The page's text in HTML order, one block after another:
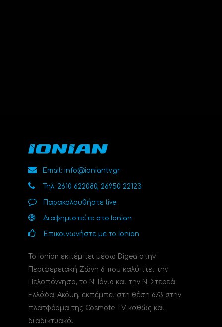
Email: info@ioniantv.gr
Τηλ: 2610 622080, 26950 22123
Παρακολουθήστε live
Διαφημιστείτε στο Ionian
Επικοινωνήστε με το Ionian
Το Ionian εκπέμπει μέσω Digea στην
Περιφερειακή Ζώνη 6 που καλύπτει την
Πελοπόννησο, το N. Ιόνιο και την Ν. Στερεά
Ελλάδα. Ακόμη, εκπέμπει στη θέση 673 στην
πλατφόρμα της Cosmote TV καθώς και
διαδικτυακά.